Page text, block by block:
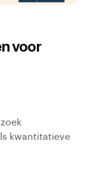
voor
kwantitatieve